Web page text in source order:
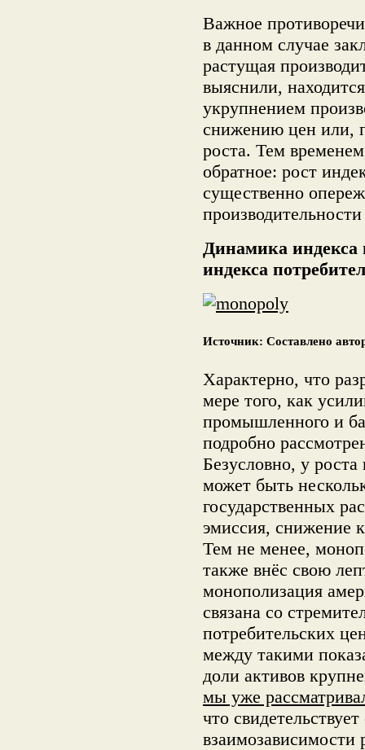
Важное
в данном случае
растущая
выяснили,
укрупнением
снижению цен или,
роста. Тем
обратное: рост
существенно
Динамика индекса
индекса
Источник: Составлено
Характерно, что
мере того, как
промышленного и
подробно
Безусловно, у
может быть
государственных
эмиссия, снижение
Тем не менее,
также внёс свою
монополизация
связана со
потребительских
между такими
доли активов
мы уже
что
взаимозависимости